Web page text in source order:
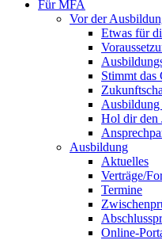
Für MFA
Vor der
Etwas für
Stimmt das
Hol dir den
Ausbildung
Aktuelles
Verträge/
Termine
Online-